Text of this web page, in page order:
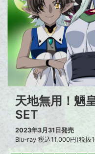
天地無用！魎
SET
2023年3月31日発売
Blu-ray 税込11,000円(税抜